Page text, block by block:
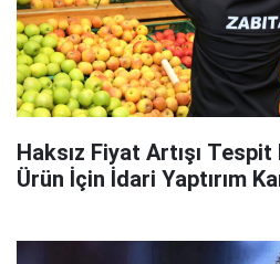
Haksız Fiyat Artışı
Ürün İçin İdari Yaptırım